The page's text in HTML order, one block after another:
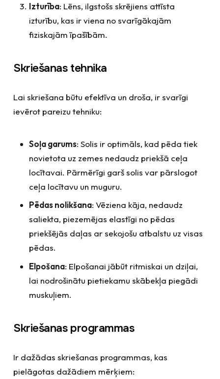
Izturība: Lēns, ilgstošs skrējiens attīsta
izturību, kas ir viena no svarīgākajām
fiziskajām īpašībām.
Skriešanas tehnika
Lai skriešana būtu efektīva un droša, ir svarīgi
ievērot pareizu tehniku:
Soļa garums: Solis ir optimāls, kad pēda tiek
novietota uz zemes nedaudz priekšā ceļa
locītavai. Pārmērīgi garš solis var pārslogot
ceļa locītavu un muguru.
Pēdas nolikšana: Vēziena kāja, nedaudz
saliekta, piezemējas elastīgi no pēdas
priekšējās daļas ar sekojošu atbalstu uz visas
pēdas.
Elpošana: Elpošanai jābūt ritmiskai un dziļai,
lai nodrošinātu pietiekamu skābekļa piegādi
muskuļiem.
Skriešanas programmas
Ir dažādas skriešanas programmas, kas
pielāgotas dažādiem mērķiem: